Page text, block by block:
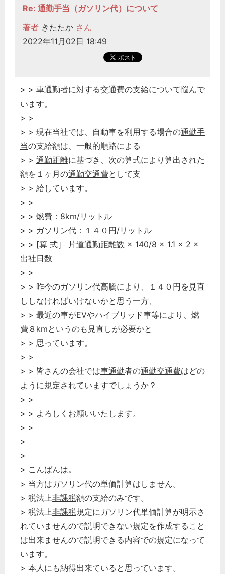
Re: 通勤手当（ガソリン代）について
著者 きたたか さん
2022年11月02日 18:49
> > 車通勤者に対する交通費の支給について悩んで
います。
> >
> > 現在当社では、自動車を利用する場合の通勤手
当の支給額は、一般的順路による
> > 通勤距離に基づき、次の算式により算出された
額を１ヶ月の通勤交通費として支
> > 給しています。
> >
> > 燃費：8km/リットル
> > ガソリン代：１４０円/リットル
> > [算 式］ 片道通勤距離数 × 140/8 × 1.1 × 2 ×
出社日数
> >
> > 昨今のガソリン代高騰により、１４０円を見直
ししなければいけないかと思う一方、
> > 最近の車がEVやハイブリッド車等により、燃
費８kmというのも見直しが必要かと
> > 思っています。
> >
> > 皆さんの会社では車通勤者の通勤交通費はどの
ように規定されていますでしょうか？
> >
> > よろしくお願いいたします。
> >
>
>
> こんばんは。
> 当方はガソリン代の単価計算はしません。
> 税法上非課税額の支給のみです。
> 税法上非課税規定にガソリン代単価計算が明示さ
れていませんので説明できない規定を作成すること
は出来ませんので説明できる内容での規定になって
います。
> 本人にも納得出来ていると思っています。